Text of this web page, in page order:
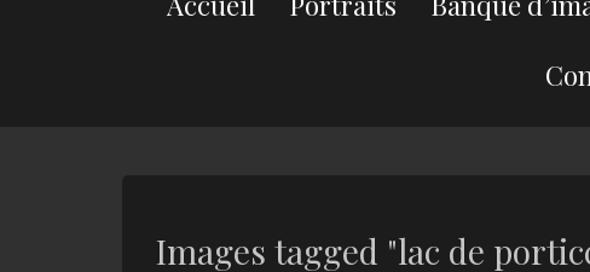
Images tagged "lac de